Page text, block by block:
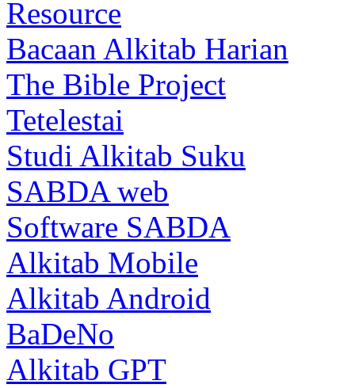
Resource
Bacaan Alkitab Harian
The Bible Project
Tetelestai
Studi Alkitab Suku
SABDA web
Software SABDA
Alkitab Mobile
Alkitab Android
BaDeNo
Alkitab GPT